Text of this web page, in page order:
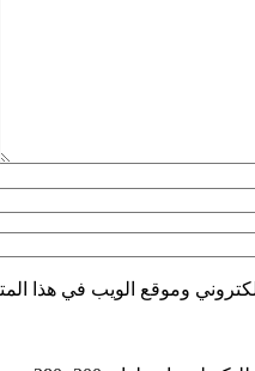
وموقع الويب في هذا